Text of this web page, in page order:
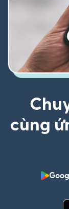
cùng